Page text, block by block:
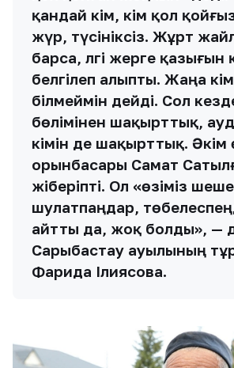
қандай әкім, кім қол
жүр, түсініксіз. Жұрт
барса, әлгі жерге қазығын
белгілеп алыпты. Жаңа
білмеймін дейді. Сол
бөлімінен шақырттық,
әкімін де шақырттық. Әкім
орынбасары Самат
жіберіпті. Ол «өзіміз
шулатпаңдар,
айтты да, жоқ болды», —
Сарыбастау ауылының
Фарида Ілиясова.